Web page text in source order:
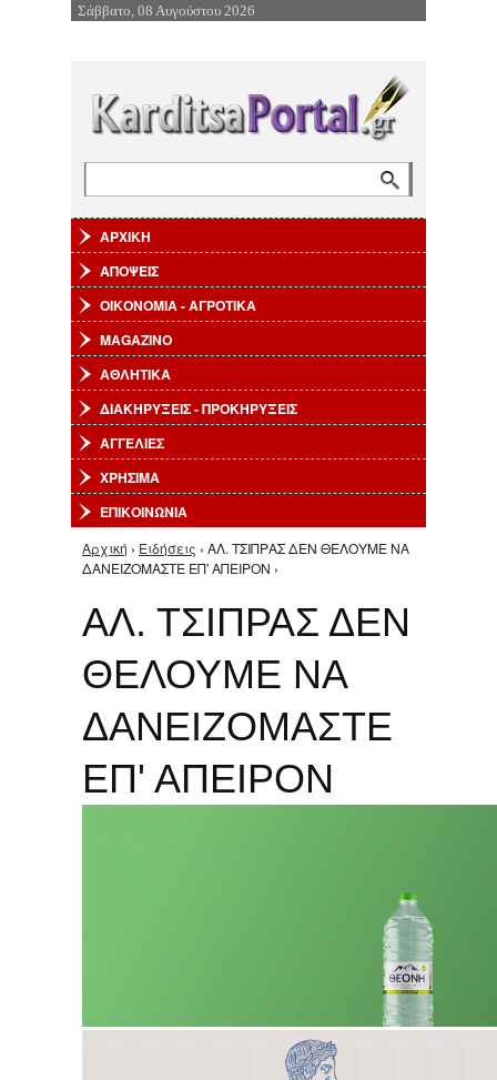
Επιστροφή στην Πλοήγηση
Σάββατο, 08 Αυγούστου 2026
ΑΡΧΙΚΗ
ΑΠΟΨΕΙΣ
ΟΙΚΟΝΟΜΙΑ - ΑΓΡΟΤΙΚΑ
MAGAZINO
ΑΘΛΗΤΙΚΑ
ΔΙΑΚΗΡΥΞΕΙΣ - ΠΡΟΚΗΡΥΞΕΙΣ
ΑΓΓΕΛΙΕΣ
ΧΡΗΣΙΜΑ
ΕΠΙΚΟΙΝΩΝΙΑ
Είστε εδώ
Αρχική › Ειδήσεις › ΑΛ. ΤΣΙΠΡΑΣ ΔΕΝ ΘΕΛΟΥΜΕ ΝΑ
ΔΑΝΕΙΖΟΜΑΣΤΕ ΕΠ' ΑΠΕΙΡΟΝ ›
ΑΛ. ΤΣΙΠΡΑΣ ΔΕΝ
ΘΕΛΟΥΜΕ ΝΑ
ΔΑΝΕΙΖΟΜΑΣΤΕ
ΕΠ' ΑΠΕΙΡΟΝ